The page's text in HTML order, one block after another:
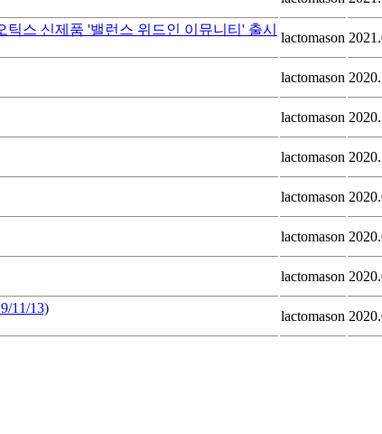
스 신제품 '밸런스 위드인 이뮤니티' 출시
lactomason
lactomason
lactomason
lactomason
lactomason
lactomason
lactomason
11/13)
lactomason